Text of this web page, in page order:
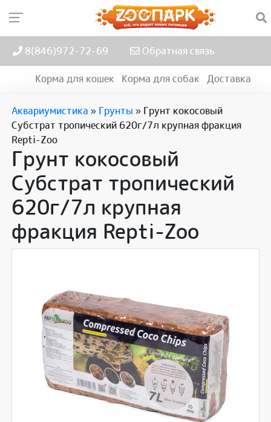
8(846)972-72-69 Обратная связь
Корма для кошек Корма для собак Доставка
Аквариумистика » Грунты » Грунт кокосовый
Субстрат тропический 620г/7л крупная фракция
Repti-Zoo
Грунт кокосовый
Субстрат тропический
620г/7л крупная
фракция Repti-Zoo